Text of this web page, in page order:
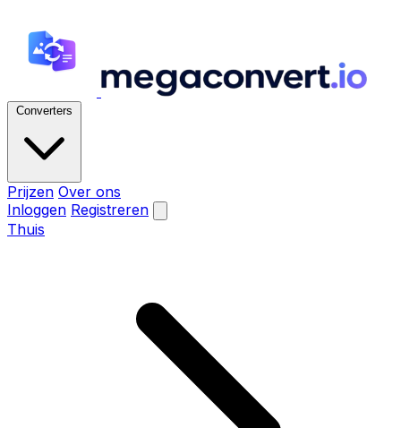
Converters
Prijzen Over ons
Inloggen Registreren
Thuis